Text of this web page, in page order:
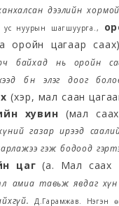
дээлийн
ус нуурын шагшуурга.,
оройн цагаар
байхад нь оройн
бөөн элэг доог
(үхэр, мал саан
хувин (мал
газар ирээд
гэж бодоод
цаг (а. Мал саах
амиа тавьж явдаг
Д.Гарамжав. Нэгэн